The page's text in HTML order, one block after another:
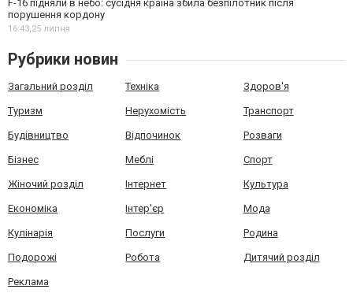
F-16 підняли в небо: сусідня країна збила безпілотник після
порушення кордону
16:43,25 липня
Рубрики новин
Загальний розділ Техніка Здоров'я
Туризм Нерухомість Транспорт
Будівництво Відпочинок Розваги
Бізнес Меблі Спорт
Жіночий розділ Інтернет Культура
Економіка Інтер'єр Мода
Кулінарія Послуги Родина
Подорожі Робота Дитячий розділ
Реклама